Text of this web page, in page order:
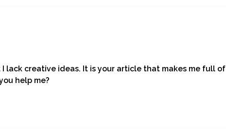
lack creative ideas. It is your article that makes me full of
help me?